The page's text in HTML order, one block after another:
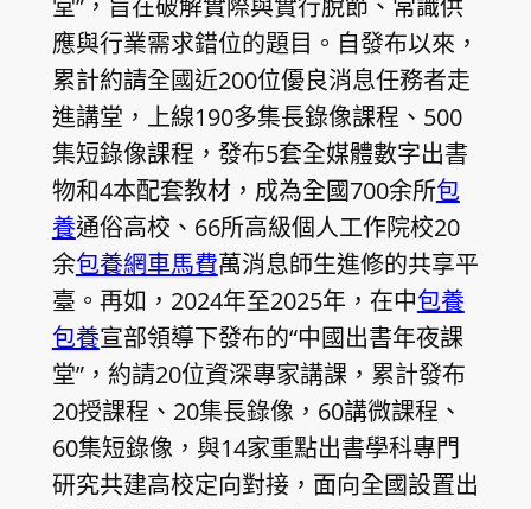
堂”，旨在破解實際與實行脫節、常識供
應與行業需求錯位的題目。自發布以來，
累計約請全國近200位優良消息任務者走
進講堂，上線190多集長錄像課程、500
集短錄像課程，發布5套全媒體數字出書
物和4本配套教材，成為全國700余所包
養通俗高校、66所高級個人工作院校20
余包養網車馬費萬消息師生進修的共享平
臺。再如，2024年至2025年，在中包養
包養宣部領導下發布的“中國出書年夜課
堂”，約請20位資深專家講課，累計發布
20授課程、20集長錄像，60講微課程、
60集短錄像，與14家重點出書學科專門
研究共建高校定向對接，面向全國設置出